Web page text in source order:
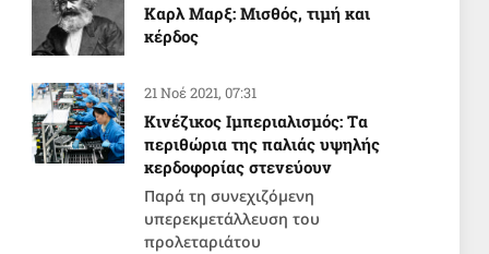
Καρλ Μαρξ: Μισθός, τιμή και
κέρδος
21 Νοέ 2021, 07:31
Κινέζικος Ιμπεριαλισμός: Tα
περιθώρια της παλιάς υψηλής
κερδοφορίας στενεύουν
Παρά τη συνεχιζόμενη
υπερεκμετάλλευση του
προλεταριάτου